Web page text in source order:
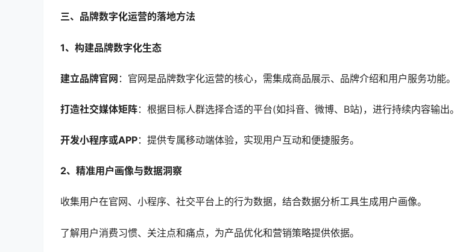
三、品牌数字化运营的落地方法
1、构建品牌数字化生态
建立品牌官网 ：官网是品牌数字化运营的核心，需集成商品展示、品牌介绍和用户服务功能。
打造社交媒体矩阵：根据目标人群选择合适的平台(如抖音、微博、B站)，进行持续内容输出。
开发小程序或APP：提供专属移动端体验，实现用户互动和便捷服务。
2、精准用户画像与数据洞察
收集用户在官网、小程序、社交平台上的行为数据，结合数据分析工具生成用户画像。
了解用户消费习惯、关注点和痛点，为产品优化和营销策略提供依据。